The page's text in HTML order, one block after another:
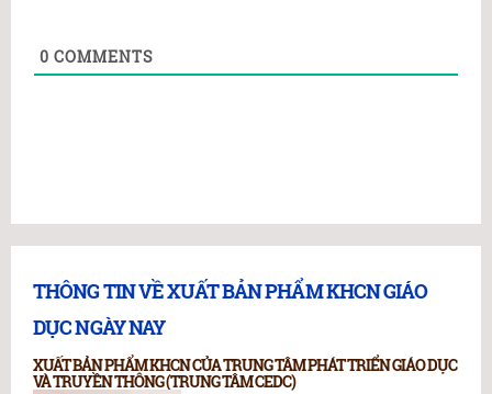
0 COMMENTS
THÔNG TIN VỀ XUẤT BẢN PHẨM KHCN GIÁO
DỤC NGÀY NAY
XUẤT BẢN PHẨM KHCN CỦA TRUNG TÂM PHÁT TRIỂN GIÁO DỤC
VÀ TRUYỀN THÔNG (TRUNG TÂM CEDC)